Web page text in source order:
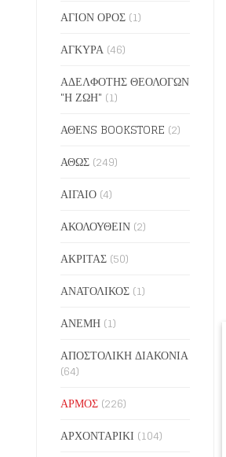
ΑΓΙΟΝ ΟΡΟΣ (1)
ΑΓΚΥΡΑ (46)
ΑΔΕΛΦΟΤΗΣ ΘΕΟΛΟΓΩΝ
"Η ΖΩΗ" (1)
ΑΘΕΝS BOOKSTORE (2)
ΑΘΩΣ (249)
ΑΙΓΑΙΟ (4)
ΑΚΟΛΟΥΘΕΙΝ (2)
ΑΚΡΙΤΑΣ (50)
ΑΝΑΤΟΛΙΚΟΣ (1)
ΑΝΕΜΗ (1)
ΑΠΟΣΤΟΛΙΚΗ ΔΙΑΚΟΝΙΑ
(64)
ΑΡΜΟΣ (226)
ΑΡΧΟΝΤΑΡΙΚΙ (104)